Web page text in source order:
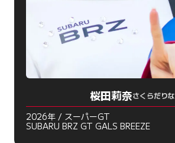
桜田莉奈さくらだりな
2026年 / スーパーGT
SUBARU BRZ GT GALS BREEZE